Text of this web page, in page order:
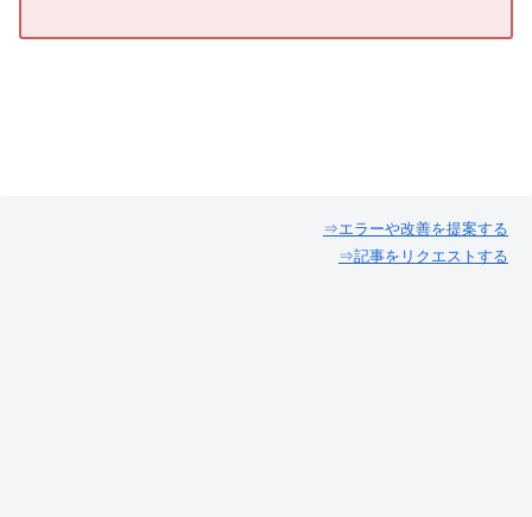
⇒エラーや改善を提案する
⇒記事をリクエストする